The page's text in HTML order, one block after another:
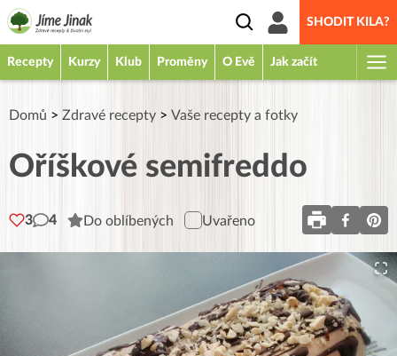
SHODIT KILA?
Recepty Kurzy Klub Proměny O Evě Jak začít
Domů > Zdravé recepty > Vaše recepty a fotky
Oříškové semifreddo
3 4 Do oblíbených Uvařeno